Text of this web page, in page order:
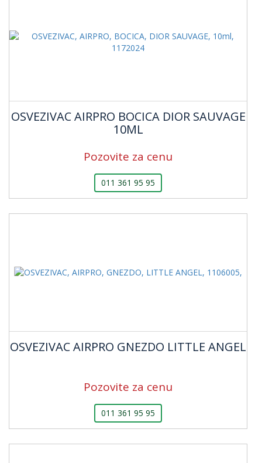
OSVEZIVAC AIRPRO BOCICA DIOR SAUVAGE
10ML
Pozovite za cenu
011 361 95 95
OSVEZIVAC AIRPRO GNEZDO LITTLE ANGEL
Pozovite za cenu
011 361 95 95